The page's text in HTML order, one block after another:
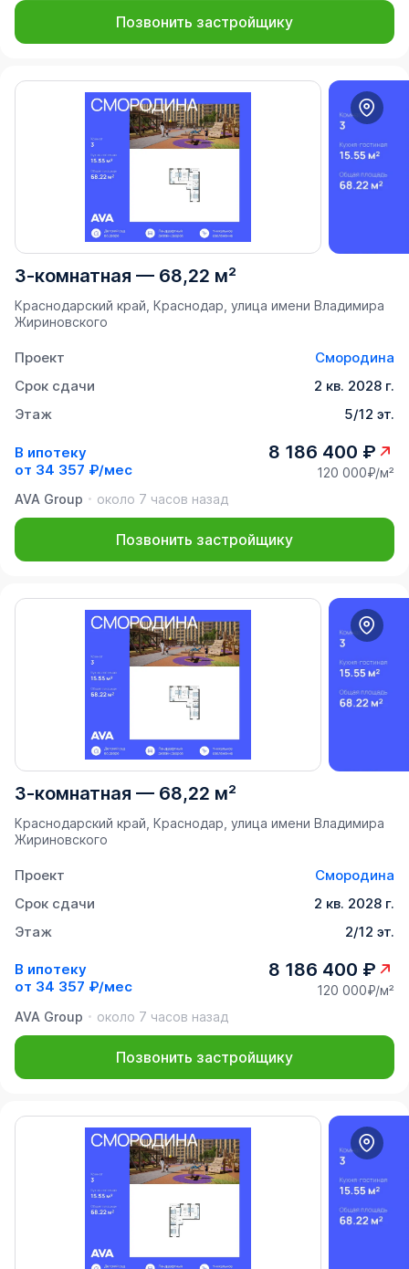
Позвонить застройщику
3-комнатная — 68,22 м²
Краснодарский край, Краснодар, улица имени Владимира
Жириновского
Проект
Смородина
Срок сдачи
2 кв. 2028 г.
Этаж
5/12 эт.
В ипотеку
от 34 357 ₽/мес
8 186 400 ₽
120 000₽/м²
AVA Group
около 7 часов назад
Позвонить застройщику
3-комнатная — 68,22 м²
Краснодарский край, Краснодар, улица имени Владимира
Жириновского
Проект
Смородина
Срок сдачи
2 кв. 2028 г.
Этаж
2/12 эт.
В ипотеку
от 34 357 ₽/мес
8 186 400 ₽
120 000₽/м²
AVA Group
около 7 часов назад
Позвонить застройщику